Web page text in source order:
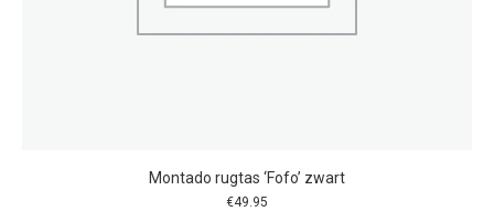
Montado rugtas ‘Fofo’ zwart
€49.95